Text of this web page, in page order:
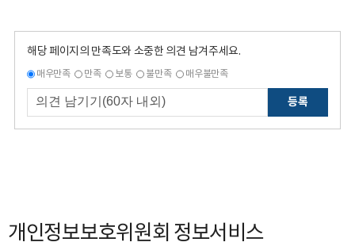
해당 페이지의 만족도와 소중한 의견 남겨주세요.
매우만족 만족 보통 불만족 매우불만족
등록
개인정보보호위원회 정보서비스